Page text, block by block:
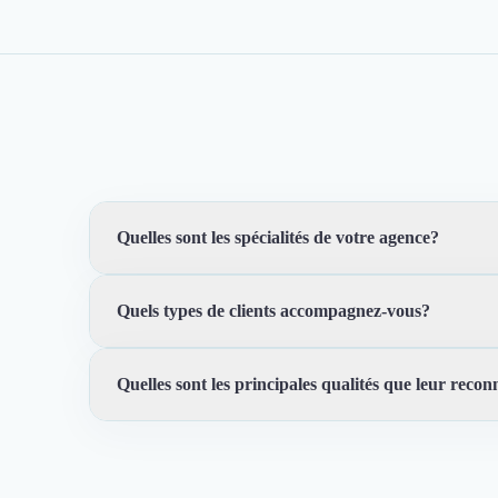
Quelles sont les spécialités de votre agence?
Nous nous concentrons sur des stratégies Search
Quels types de clients accompagnez-vous?
Nous travaillons avec des entreprises de divers
Quelles sont les principales qualités que leur